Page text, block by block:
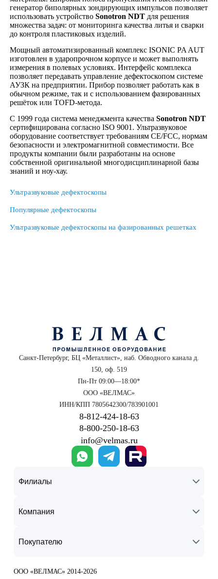
генератор биполярных зондирующих импульсов позволяет
использовать устройство Sonotron NDT для решения
множества задач: от мониторинга качества литья и сварки
до контроля пластиковых изделий.
Мощный автоматизированный комплекс ISONIC PA AUT
изготовлен в ударопрочном корпусе и может выполнять
измерения в полевых условиях. Интерфейс комплекса
позволяет передавать управление дефектоскопом системе
АУЗК на предприятии. Прибор позволяет работать как в
обычном режиме, так и с использованием фазированных
решёток или TOFD-метода.
С 1999 года система менеджмента качества Sonotron NDT
сертифицирована согласно ISO 9001. Ультразвуковое
оборудование соответствует требованиям CE/FCC, нормам
безопасности и электромагнитной совместимости. Все
продукты компании были разработаны на основе
собственной оригинальной многодисциплинарной базы
знаний и ноу-хау.
Ультразвуковые дефектоскопы
Популярные дефектоскопы
Ультразвуковые дефектоскопы на фазированных решетках
Санкт-Петербург, БЦ «Металлист», наб. Обводного канала д.
150, оф. 519
Пн-Пт 09:00—18:00*
ООО «ВЕЛМАС»
ИНН/КПП 7805642300/783901001
8‑812‑424‑18‑63
8‑800‑250‑18‑63
info@velmas.ru
Филиалы
Компания
Покупателю
ООО «ВЕЛМАС» 2014-2026